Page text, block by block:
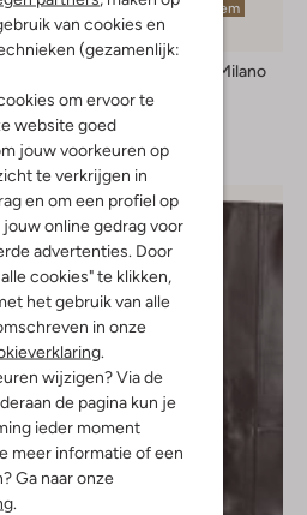
van cookies en
(gezamenlijk:
om ervoor te
website goed
jouw voorkeuren op
te verkrijgen in
en om een profiel op
online gedrag voor
advertenties. Door
cookies" te klikken,
het gebruik van alle
in onze
wijzigen? Via de
de pagina kun je
ieder moment
meer informatie of een
Ga naar onze
Laatste item
Twinset Milano